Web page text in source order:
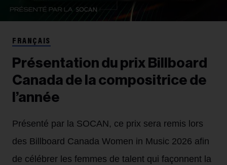
FRANÇAIS
Présentation du prix Billboard
Canada de la compositrice de
l’année
Présenté par la SOCAN, ce prix sera remis lors
des Billboard Canada Women in Music 2026 afin
de célébrer les femmes de talent qui façonnent la